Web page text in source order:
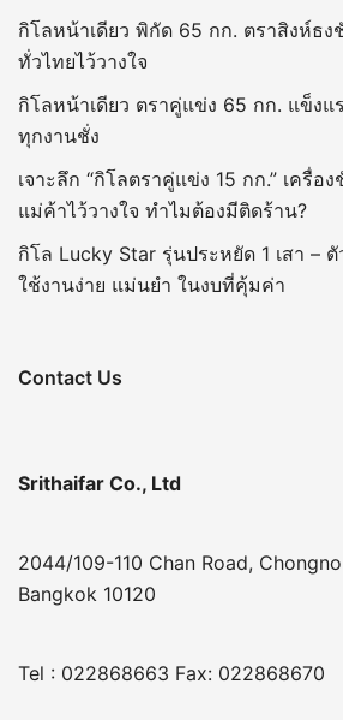
กิโลหน้าเดียว พิกัด 65 กก. ตราสิงห์ธ
ทั่วไทยไว้วางใจ
กิโลหน้าเดียว ตราคู่แข่ง 65 กก. แข็ง
ทุกงานชั่ง
เจาะลึก “กิโลตราคู่แข่ง 15 กก.” เครื่อ
แม่ค้าไว้วางใจ ทำไมต้องมีติดร้าน?
กิโล Lucky Star รุ่นประหยัด 1 เสา –
ใช้งานง่าย แม่นยำ ในงบที่คุ้มค่า
Contact Us
Srithaifar Co., Ltd
2044/109-110 Chan Road,
Bangkok 10120
Tel : 022868663 Fax: 022868670